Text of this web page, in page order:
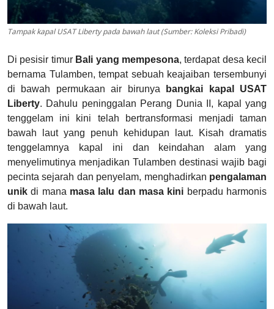
Tampak kapal USAT Liberty pada bawah laut (Sumber: Koleksi Pribadi)
Di pesisir timur Bali yang mempesona, terdapat desa kecil
bernama Tulamben, tempat sebuah keajaiban tersembunyi
di bawah permukaan air birunya
bangkai kapal USAT
Liberty. Dahulu peninggalan Perang Dunia II, kapal yang
tenggelam ini kini telah bertransformasi menjadi taman
bawah laut yang penuh kehidupan laut. Kisah dramatis
tenggelamnya kapal ini dan keindahan alam yang
menyelimutinya menjadikan Tulamben destinasi wajib bagi
pecinta sejarah dan penyelam, menghadirkan pengalaman
unikdi mana masa lalu dan masa kini berpadu harmonis
di bawah laut.